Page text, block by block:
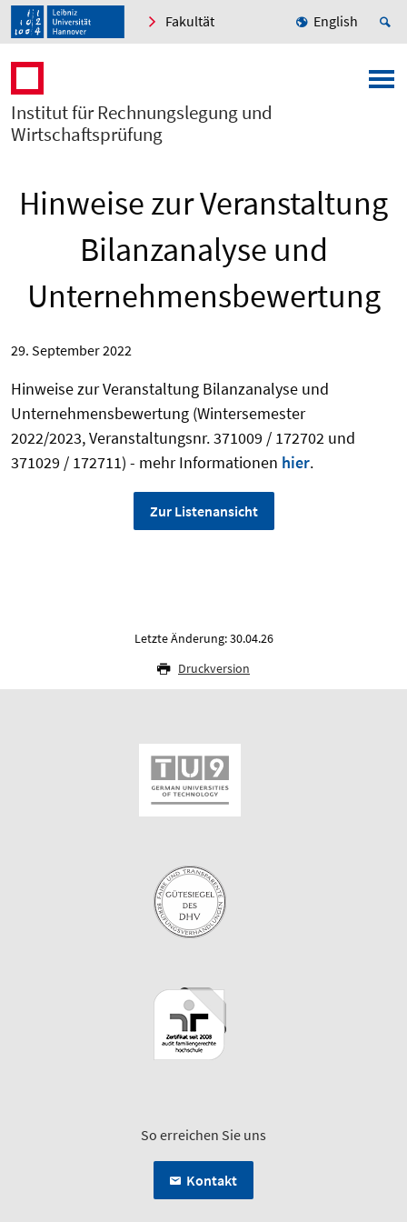
Fakultät English
Institut für Rechnungslegung und
Wirtschaftsprüfung
Hinweise zur Veranstaltung
Bilanzanalyse und
Unternehmensbewertung
29. September 2022
Hinweise zur Veranstaltung Bilanzanalyse und
Unternehmensbewertung (Wintersemester
2022/2023, Veranstaltungsnr. 371009 / 172702 und
371029 / 172711) - mehr Informationen hier.
Zur Listenansicht
Letzte Änderung: 30.04.26
Druckversion
So erreichen Sie uns
Kontakt